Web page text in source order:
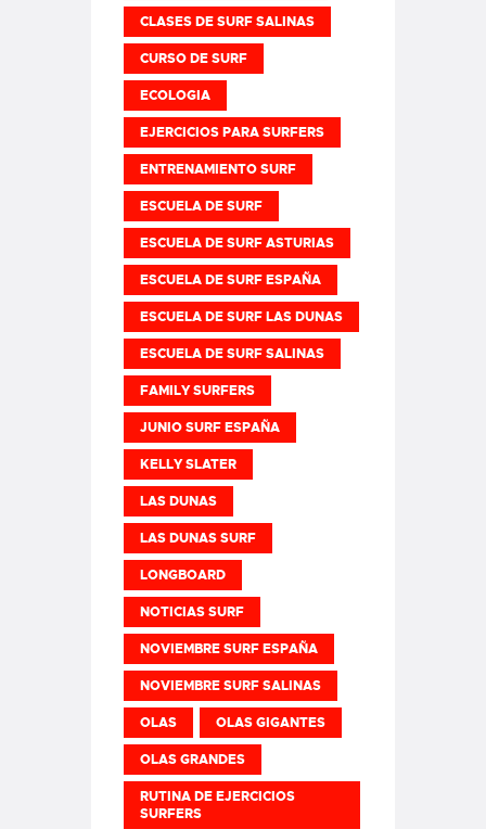
CLASES DE SURF SALINAS
CURSO DE SURF
ECOLOGIA
EJERCICIOS PARA SURFERS
ENTRENAMIENTO SURF
ESCUELA DE SURF
ESCUELA DE SURF ASTURIAS
ESCUELA DE SURF ESPAÑA
ESCUELA DE SURF LAS DUNAS
ESCUELA DE SURF SALINAS
FAMILY SURFERS
JUNIO SURF ESPAÑA
KELLY SLATER
LAS DUNAS
LAS DUNAS SURF
LONGBOARD
NOTICIAS SURF
NOVIEMBRE SURF ESPAÑA
NOVIEMBRE SURF SALINAS
OLAS OLAS GIGANTES
OLAS GRANDES
RUTINA DE EJERCICIOS
SURFERS